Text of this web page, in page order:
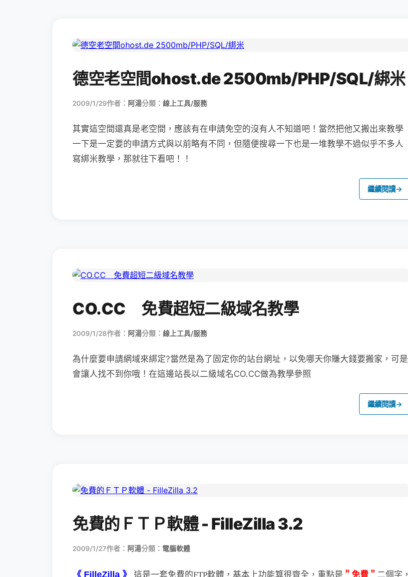
德空老空間ohost.de 2500mb/PHP/SQL/綁米
2009/1/29作者： 阿湯分類： 線上工具/服務
其實這空間還真是老空間，應該有在申請免空的沒有人不知道吧！當然把他又搬出來教學
一下是一定要的申請方式與以前略有不同，但隨便搜尋一下也是一堆教學不過似乎不多人
寫綁米教學，那就往下看吧！！
繼續閱讀→
CO.CC 免費超短二級域名教學
2009/1/28作者： 阿湯分類： 線上工具/服務
為什麼要申請網域來綁定?當然是為了固定你的站台網址，以免哪天你賺大錢要搬家，可是
會讓人找不到你哦！在這邊站長以二級域名CO.CC做為教學參照
繼續閱讀→
免費的ＦＴＰ軟體 - FilleZilla 3.2
2009/1/27作者： 阿湯分類： 電腦軟體
《 FilleZilla 》 這是一套免費的FTP軟體，基本上功能算很齊全，重點是 ＂免費＂ 二個字，